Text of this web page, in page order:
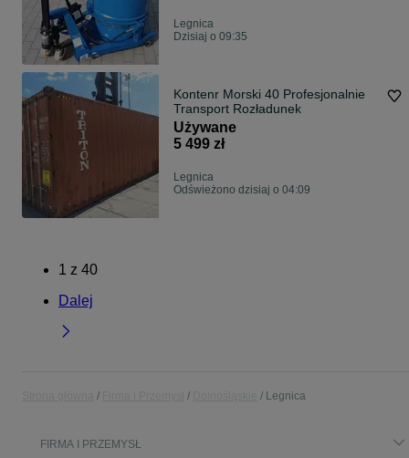
Legnica
Dzisiaj o 09:35
Kontenr Morski 40 Profesjonalnie
Transport Rozładunek
Używane
5 499 zł
Legnica
Odświeżono dzisiaj o 04:09
1 z 40
Dalej
Legnica
FIRMA I PRZEMYSŁ